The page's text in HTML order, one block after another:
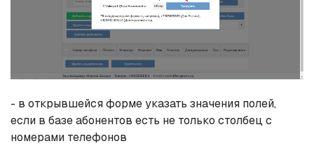
- в открывшейся форме указать значения полей,
если в базе абонентов есть не только столбец с
номерами телефонов